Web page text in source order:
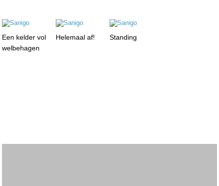
Een kelder vol
welbehagen
Helemaal af! Standing